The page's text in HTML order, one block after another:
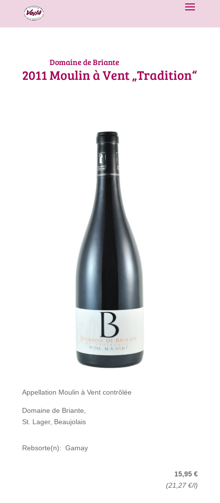
2011
Domaine de Briante
Moulin à Vent „Tradition“
Appellation Moulin à Vent contrôlée
Domaine de Briante,
St. Lager, Beaujolais
Rebsorte(n): Gamay
15,95 €
(21,27 €/l)